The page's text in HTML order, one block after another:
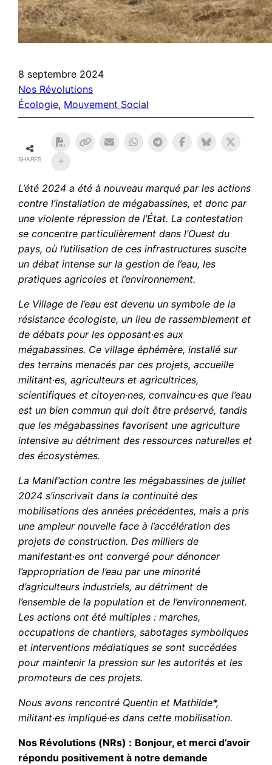
8 septembre 2024
Nos Révolutions
Écologie, Mouvement Social
SHARES
L’été 2024 a été à nouveau marqué par les actions
contre l’installation de mégabassines, et donc par
une violente répression de l’État. La contestation
se concentre particulièrement dans l’Ouest du
pays, où l’utilisation de ces infrastructures suscite
un débat intense sur la gestion de l’eau, les
pratiques agricoles et l’environnement.
Le Village de l’eau est devenu un symbole de la
résistance écologiste, un lieu de rassemblement et
de débats pour les opposant·es aux
mégabassines. Ce village éphémère, installé sur
des terrains menacés par ces projets, accueille
militant·es, agriculteurs et agricultrices,
scientifiques et citoyen·nes, convaincu·es que l’eau
est un bien commun qui doit être préservé, tandis
que les mégabassines favorisent une agriculture
intensive au détriment des ressources naturelles et
des écosystèmes.
La Manif’action contre les mégabassines de juillet
2024 s’inscrivait dans la continuité des
mobilisations des années précédentes, mais a pris
une ampleur nouvelle face à l’accélération des
projets de construction. Des milliers de
manifestant·es ont convergé pour dénoncer
l’appropriation de l’eau par une minorité
d’agriculteurs industriels, au détriment de
l’ensemble de la population et de l’environnement.
Les actions ont été multiples : marches,
occupations de chantiers, sabotages symboliques
et interventions médiatiques se sont succédées
pour maintenir la pression sur les autorités et les
promoteurs de ces projets.
Nous avons rencontré Quentin et Mathilde*,
militant·es impliqué·es dans cette mobilisation.
Nos Révolutions (NRs) : Bonjour, et merci d’avoir
répondu positivement à notre demande